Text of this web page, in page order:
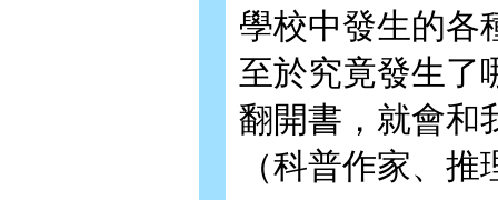
學校中發生的各
至於究竟發生了
翻開書，就會和
（科普作家、